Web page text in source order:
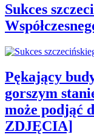
Sukces
Pękający
gorszym
może podjąć
ZDJĘCIA]